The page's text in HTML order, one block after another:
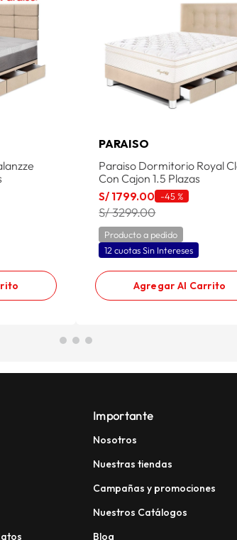
PARAISO
Paraiso Dormitorio Royal
Con Cajon 1.5 Plazas
S/ 1799.00 -45 %
S/ 3299.00
Producto a pedido
12 cuotas Sin Intereses
Agregar Al Carrito
Importante
Nosotros
Nuestras tiendas
Campañas y promociones
Nuestros Catálogos
Blog